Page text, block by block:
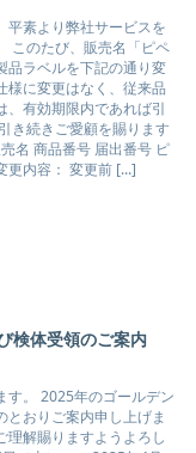
平素より弊社サービスを
このたび、販売名「ピペ
品ラベルを下記の通り変
様に変更はなく、従来品
、有効期限内であれば引
き続きご愛顧を賜ります
名 商品番号 届出番号 ピ
内容： 変更前 [...]
検体受領のご案内
す。 2025年のゴールデン
とおりご案内申し上げま
解賜りますようよろし